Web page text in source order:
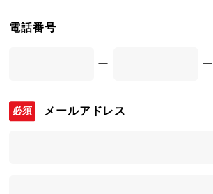
電話番号
ー ー
メールアドレス